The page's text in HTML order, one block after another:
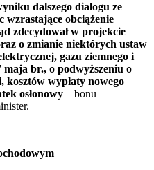
dalszego dialogu ze
wzrastające obciążenie
zdecydował w projekcie
o zmianie niektórych ustaw
gazu ziemnego i
maja br., o podwyższeniu o
kosztów wypłaty nowego
osłonowy – bonu